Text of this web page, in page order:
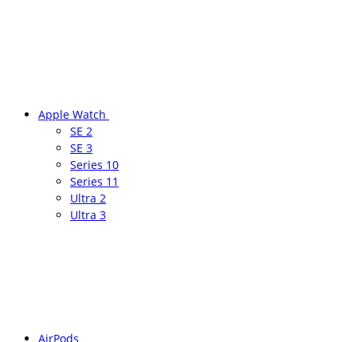
Apple Watch
SE 2
SE 3
Series 10
Series 11
Ultra 2
Ultra 3
AirPods